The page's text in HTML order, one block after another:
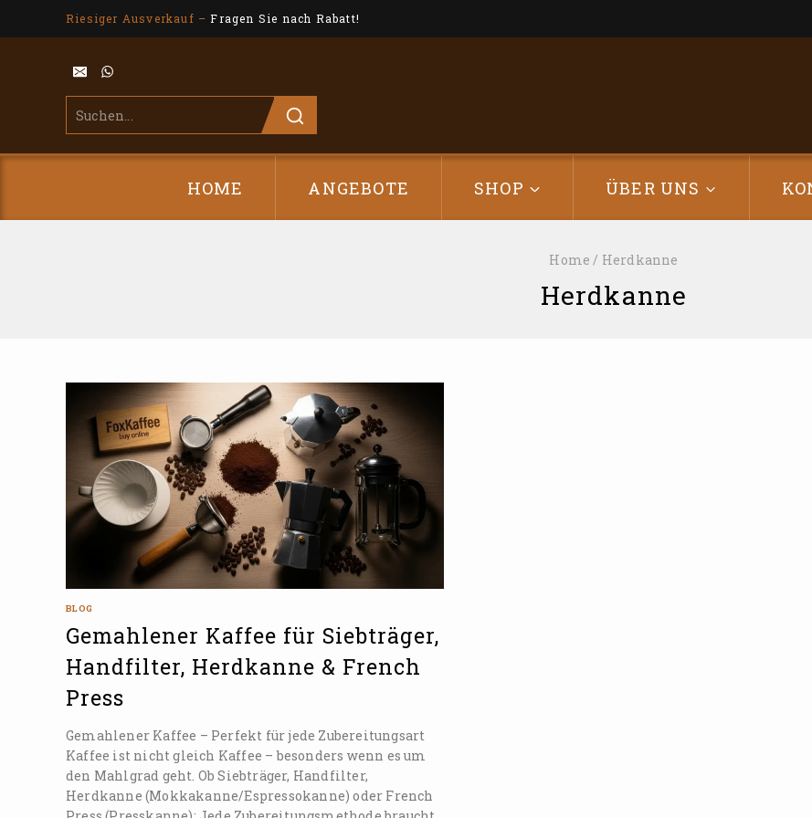
Riesiger Ausverkauf –Fragen Sie nach Rabatt!
HOME ANGEBOTE SHOP ÜBER UNS
Home / Herdkanne
Herdkanne
BLOG
Gemahlener Kaffee für Siebträger,
Handfilter, Herdkanne & French
Press
Gemahlener Kaffee – Perfekt für jede Zubereitungsart
Kaffee ist nicht gleich Kaffee – besonders wenn es um
den Mahlgrad geht. Ob Siebträger, Handfilter,
Herdkanne (Mokkakanne/Espressokanne) oder French